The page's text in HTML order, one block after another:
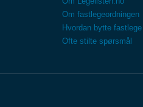
Om fastlegeordningen
Hvordan bytte fastlege
Ofte stilte spørsmål